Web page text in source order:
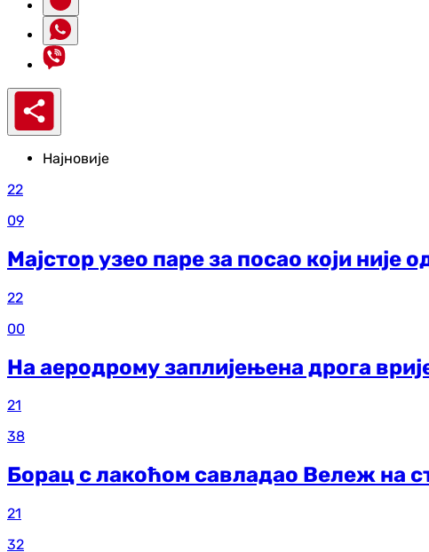
Најновије
22
09
Мајстор узео паре за посао који није
22
00
На аеродрому заплијењена дрога
21
38
Борац с лакоћом савладао Вележ на
21
32